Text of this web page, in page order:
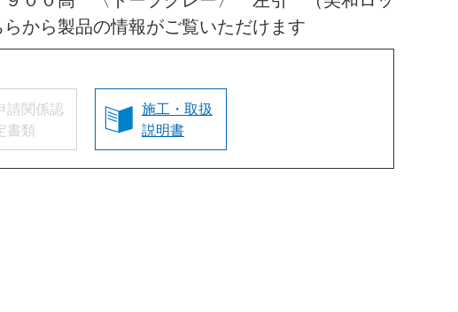
から製品の情報がご覧いただけます
請関係認
書類
施工・取扱
説明書